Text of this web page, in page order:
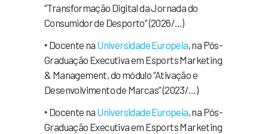
“Transformação Digital da Jornada do
Consumidor de Desporto” (2026/…)
‣ Docente na Universidade Europeia, na Pós-
Graduação Executiva em Esports Marketing
& Management, do módulo “Ativação e
Desenvolvimento de Marcas” (2023/…)
‣ Docente na Universidade Europeia, na Pós-
Graduação Executiva em Esports Marketing